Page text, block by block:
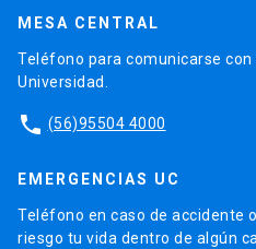
MESA CENTRAL
Teléfono para comunicarse
Universidad.
phone (56)95504 4000
EMERGENCIAS UC
Teléfono en caso de accidente
riesgo tu vida dentro de algún